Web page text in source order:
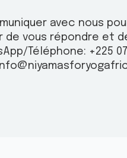
avec nous
de vous répondre et
Téléphone: +225